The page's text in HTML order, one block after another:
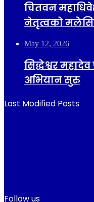
चितवन
नेतृत्वको
May 12, 2026
सिद्धेश्वर
अभियान सुरु
Last Modified Posts
Follow us